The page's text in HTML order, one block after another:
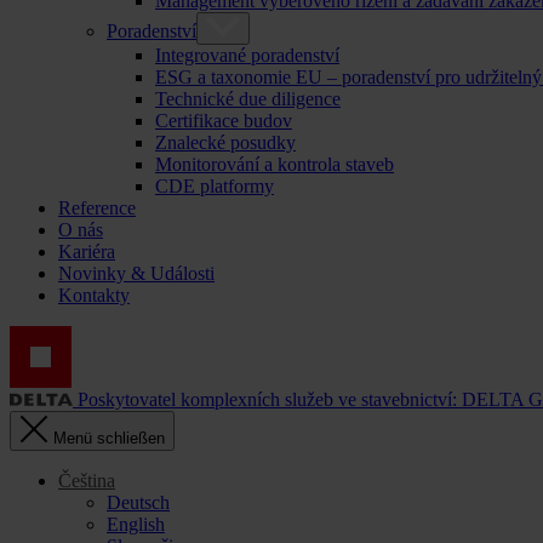
Poradenství
Integrované poradenství
ESG a taxonomie EU – poradenství pro
Technické due diligence
Certifikace budov
Znalecké posudky
Monitorování a kontrola staveb
CDE platformy
Reference
O nás
Kariéra
Novinky & Události
Kontakty
Poskytovatel komplexních služeb ve stavebnictví: DELTA
Menü schließen
Čeština
Deutsch
English